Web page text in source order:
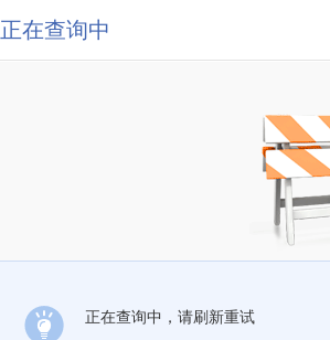
正在查询中
正在查询中，请刷新重试